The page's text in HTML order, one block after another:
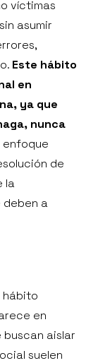
víctimas
asumir
Este hábito
en
ya que
nunca
enfoque
de
la
deben a
hábito
en
aislar
suelen